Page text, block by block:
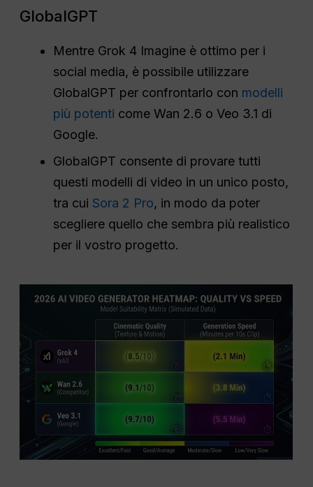
GlobalGPT
Mentre Grok 4 Imagine è ottimo per i
social media, è possibile utilizzare
GlobalGPT per confrontarlo con modelli
più potenti come Wan 2.6 o Veo 3.1 di
Google.
GlobalGPT consente di provare tutti
questi modelli di video in un unico posto,
tra cui Sora 2 Pro, in modo da poter
scegliere quello che sembra più realistico
per il vostro progetto.